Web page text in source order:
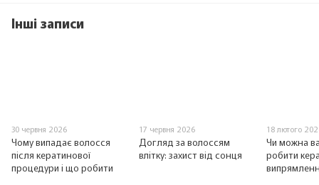
Інші записи
30 червня 2026
Чому випадає волосся
після кератинової
процедури і що робити
17 червня 2026
Догляд за волоссям
влітку: захист від сонця
18 лютого
Чи можна
робити